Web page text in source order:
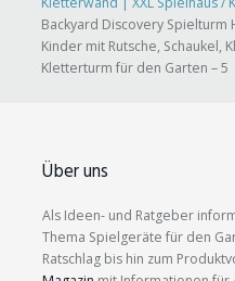
Backyard Discovery
Kinder mit Rutsche, Schaukel,
Kletterturm für den Garten – 5
Über uns
Als Ideen- und Ratgeber
Thema Spielgeräte für den
Ratschlag bis hin zum